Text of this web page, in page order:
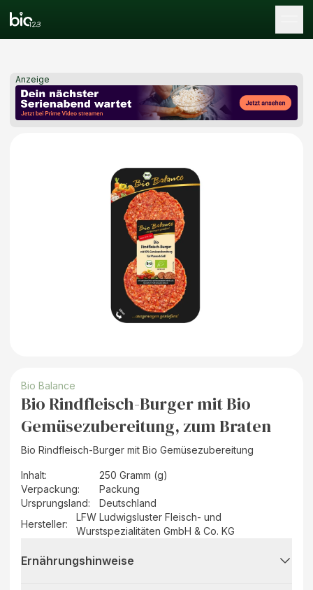
Anzeige
Bio Balance
Bio Rindfleisch-Burger mit Bio
Gemüsezubereitung, zum Braten
Bio Rindfleisch-Burger mit Bio Gemüsezubereitung
Inhalt:
250 Gramm (g)
Verpackung:
Packung
Ursprungsland:
Deutschland
Hersteller:
LFW Ludwigsluster Fleisch- und
Wurstspezialitäten GmbH & Co. KG
Ernährungshinweise